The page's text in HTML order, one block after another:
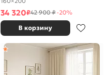
изголовье мягкое
34 320₽42 900 ₽-20%
В корзину